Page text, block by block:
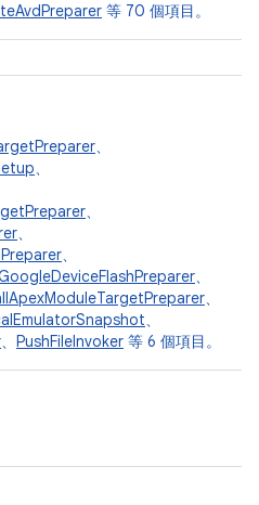
等 70 個項目。
、
、
、
、
、
、
、
、
、 PushFileInvoker 等 6 個項目。